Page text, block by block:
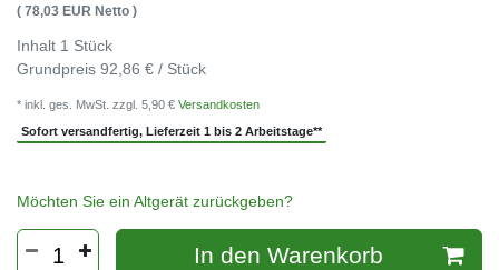
( 78,03 EUR Netto )
Inhalt 1 Stück
Grundpreis 92,86 € / Stück
* inkl. ges. MwSt. zzgl. 5,90 € Versandkosten
Sofort versandfertig, Lieferzeit 1 bis 2 Arbeitstage**
Möchten Sie ein Altgerät zurückgeben?
In den Warenkorb